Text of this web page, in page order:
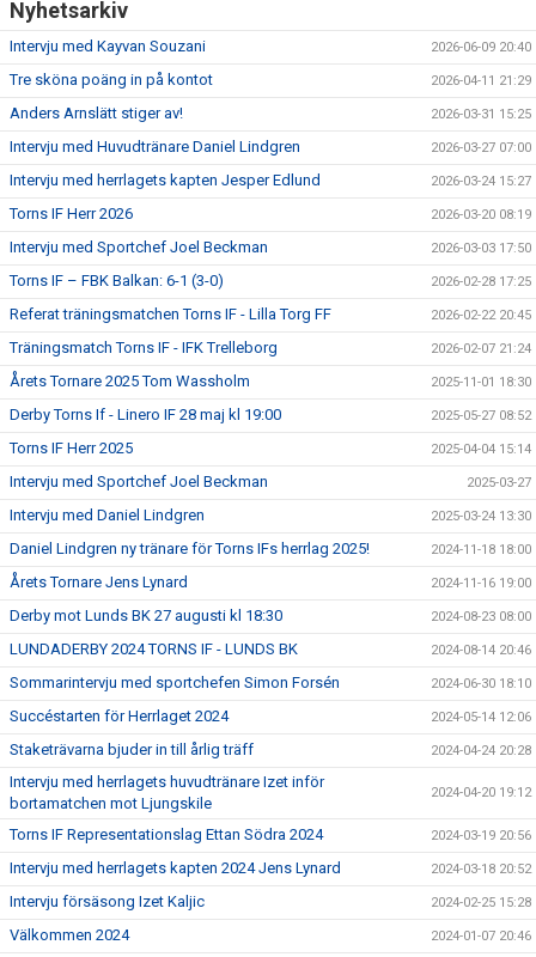
Nyhetsarkiv
Intervju med Kayvan Souzani 2026-06-09 20:40
Tre sköna poäng in på kontot 2026-04-11 21:29
Anders Arnslätt stiger av! 2026-03-31 15:25
Intervju med Huvudtränare Daniel Lindgren 2026-03-27 07:00
Intervju med herrlagets kapten Jesper Edlund 2026-03-24 15:27
Torns IF Herr 2026 2026-03-20 08:19
Intervju med Sportchef Joel Beckman 2026-03-03 17:50
Torns IF – FBK Balkan: 6-1 (3-0) 2026-02-28 17:25
Referat träningsmatchen Torns IF - Lilla Torg FF 2026-02-22 20:45
Träningsmatch Torns IF - IFK Trelleborg 2026-02-07 21:24
Årets Tornare 2025 Tom Wassholm 2025-11-01 18:30
Derby Torns If - Linero IF 28 maj kl 19:00 2025-05-27 08:52
Torns IF Herr 2025 2025-04-04 15:14
Intervju med Sportchef Joel Beckman 2025-03-27
Intervju med Daniel Lindgren 2025-03-24 13:30
Daniel Lindgren ny tränare för Torns IFs herrlag 2025! 2024-11-18 18:00
Årets Tornare Jens Lynard 2024-11-16 19:00
Derby mot Lunds BK 27 augusti kl 18:30 2024-08-23 08:00
LUNDADERBY 2024 TORNS IF - LUNDS BK 2024-08-14 20:46
Sommarintervju med sportchefen Simon Forsén 2024-06-30 18:10
Succéstarten för Herrlaget 2024 2024-05-14 12:06
Staketrävarna bjuder in till årlig träff 2024-04-24 20:28
Intervju med herrlagets huvudtränare Izet inför
bortamatchen mot Ljungskile
2024-04-20 19:12
Torns IF Representationslag Ettan Södra 2024 2024-03-19 20:56
Intervju med herrlagets kapten 2024 Jens Lynard 2024-03-18 20:52
Intervju försäsong Izet Kaljic 2024-02-25 15:28
Välkommen 2024 2024-01-07 20:46